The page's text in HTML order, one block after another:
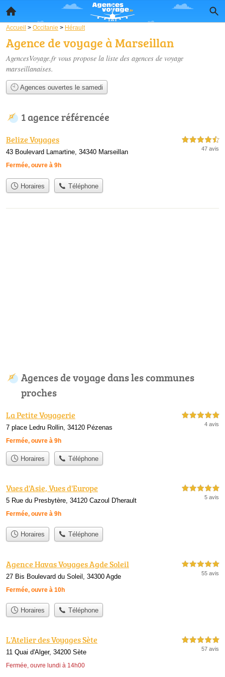
Accueil > Occitanie > Hérault
Agence de voyage à Marseillan
AgencesVoyage.fr vous propose la liste des agences de voyage
marseillanaises.
Agences ouvertes le samedi
1 agence référencée
Belize Voyages
43 Boulevard Lamartine, 34340 Marseillan
Fermée, ouvre à 9h
4,5 étoiles sur 5
47 avis
Horaires Téléphone
Agences de voyage dans les communes
proches
La Petite Voyagerie
7 place Ledru Rollin, 34120 Pézenas
Fermée, ouvre à 9h
5,0 étoiles sur 5
4 avis
Horaires Téléphone
Vues d'Asie, Vues d'Europe
5 Rue du Presbytère, 34120 Cazoul D'herault
Fermée, ouvre à 9h
5,0 étoiles sur 5
5 avis
Horaires Téléphone
Agence Havas Voyages Agde Soleil
27 Bis Boulevard du Soleil, 34300 Agde
Fermée, ouvre à 10h
5,0 étoiles sur 5
55 avis
Horaires Téléphone
L'Atelier des Voyages Sète
11 Quai d'Alger, 34200 Sète
Fermée, ouvre lundi à 14h00
5,0 étoiles sur 5
57 avis